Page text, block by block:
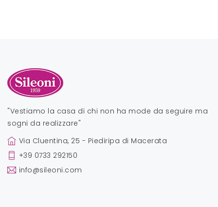
"Vestiamo la casa di chi non ha mode da seguire ma
sogni da realizzare"
Via Cluentina, 25 - Piediripa di Macerata
+39 0733 292150
info@sileoni.com